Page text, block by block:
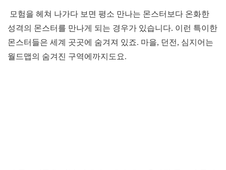
모험을 헤쳐 나가다 보면 평소 만나는 몬스터보다 온화한
성격의 몬스터를 만나게 되는 경우가 있습니다. 이런 특이한
몬스터들은 세계 곳곳에 숨겨져 있죠. 마을, 던전, 심지어는
월드맵의 숨겨진 구역에까지도요.